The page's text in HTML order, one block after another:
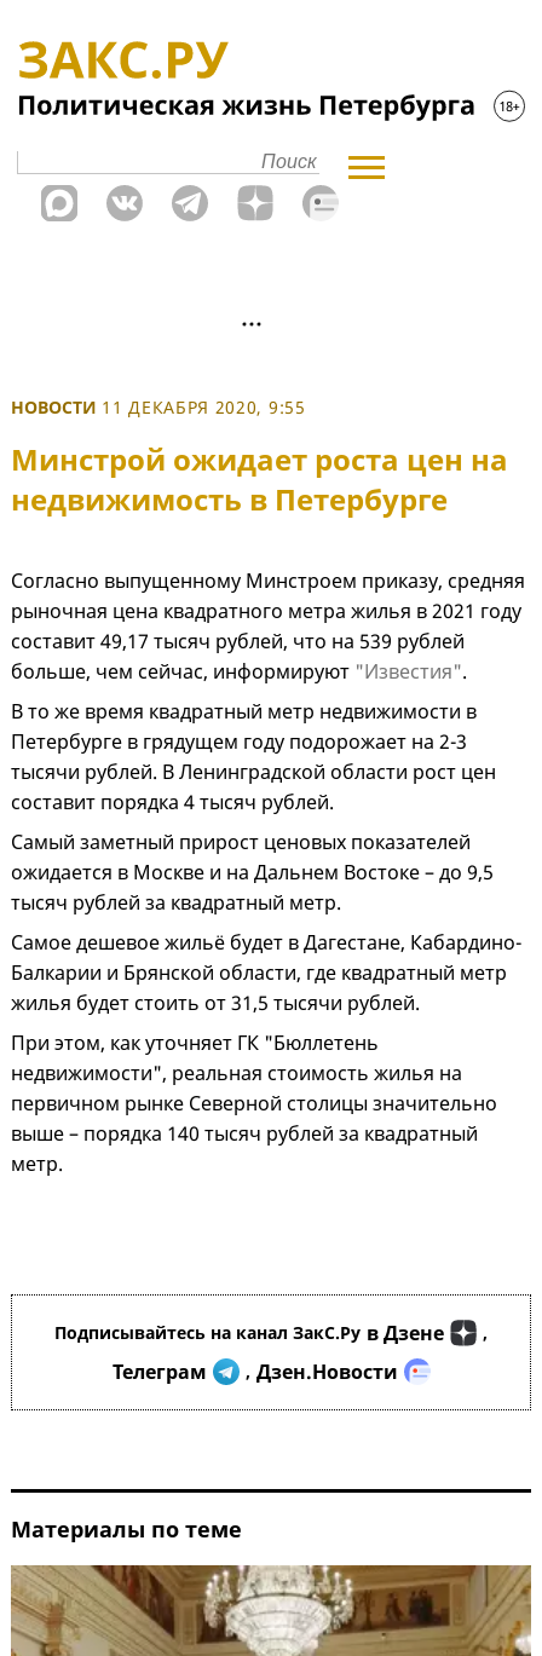
НОВОСТИ 11 ДЕКАБРЯ 2020, 9:55
Минстрой ожидает роста цен на
недвижимость в Петербурге
Согласно выпущенному Минстроем приказу, средняя
рыночная цена квадратного метра жилья в 2021 году
составит 49,17 тысяч рублей, что на 539 рублей
больше, чем сейчас, информируют "Известия".
В то же время квадратный метр недвижимости в
Петербурге в грядущем году подорожает на 2-3
тысячи рублей. В Ленинградской области рост цен
составит порядка 4 тысяч рублей.
Самый заметный прирост ценовых показателей
ожидается в Москве и на Дальнем Востоке – до 9,5
тысяч рублей за квадратный метр.
Самое дешевое жильё будет в Дагестане, Кабардино-
Балкарии и Брянской области, где квадратный метр
жилья будет стоить от 31,5 тысячи рублей.
При этом, как уточняет ГК "Бюллетень
недвижимости", реальная стоимость жилья на
первичном рынке Северной столицы значительно
выше – порядка 140 тысяч рублей за квадратный
метр.
Подписывайтесь на канал ЗакС.Ру в Дзене ,
Телеграм , Дзен.Новости
Материалы по теме